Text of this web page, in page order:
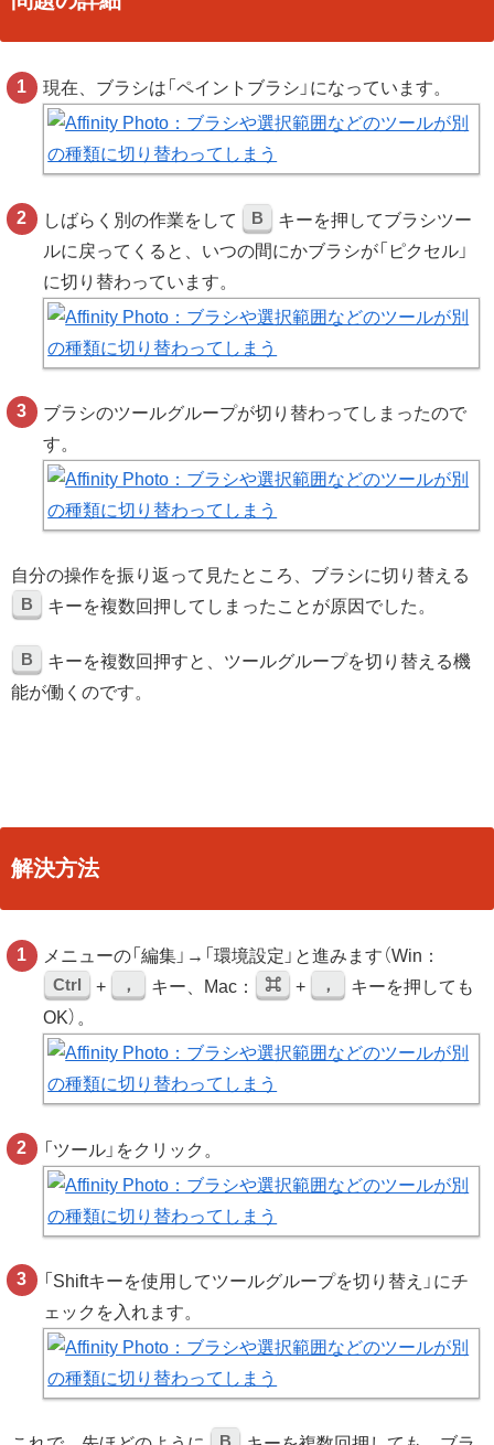
現在、ブラシは「ペイントブラシ」になっています。
しばらく別の作業をして B
キーを押してブラシツー
ルに戻ってくると、いつの間にかブラシが「ピクセル」
に切り替わっています。
ブラシのツールグループが切り替わってしまったので
す。
自分の操作を振り返って見たところ、ブラシに切り替える
B
キーを複数回押してしまったことが原因でした。
B
キーを複数回押すと、ツールグループを切り替える機
能が働くのです。
解決方法
メニューの「編集」→「環境設定」と進みます（Win：
Ctrl
+ ， キー、Mac： ⌘ + ，
キーを押しても
OK）。
「ツール」をクリック。
「Shiftキーを使用してツールグループを切り替え」にチ
ェックを入れます。
B